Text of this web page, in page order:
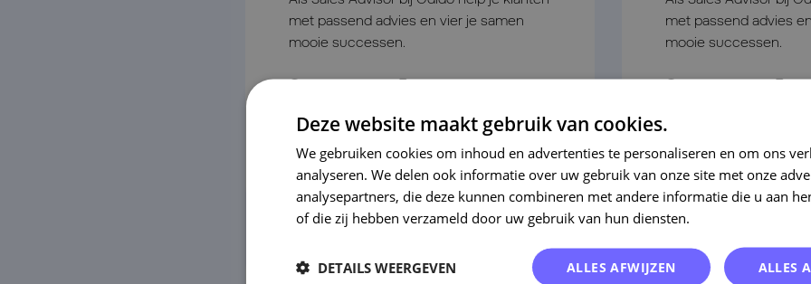
met passend advies en vier je samen
mooie successen.
Bekijk vacature
met passend advies
mooie successen.
Bekijk vacature
Deze website maakt gebruik van cookies.
We gebruiken cookies om inhoud en advertenties te personaliseren en om ons
analyseren. We delen ook informatie over uw gebruik van onze site met onze
analysepartners, die deze kunnen combineren met andere informatie die u aan
of die zij hebben verzameld door uw gebruik van hun diensten.
ALLES
ALLES AFWIJZEN
DETAILS WEERGEVEN